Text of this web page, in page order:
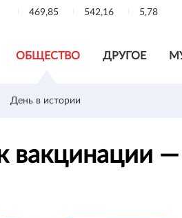
469,85 542,16 5,78
ОБЩЕСТВО ДРУГОЕ
День в истории
вакцинации